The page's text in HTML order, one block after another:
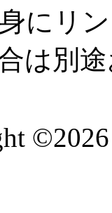
にリ
は別